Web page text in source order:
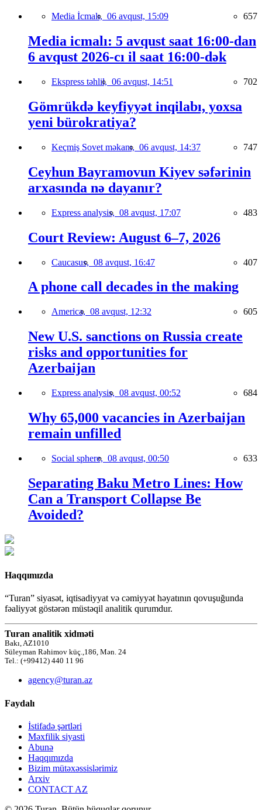
Media İcmalı, 06 avqust, 15:09 657
Media icmalı: 5 avqust saat 16:00-dan
6 avqust 2026-cı il saat 16:00-dək
Ekspress təhlil, 06 avqust, 14:51 702
Gömrükdə keyfiyyət inqilabı, yoxsa
yeni bürokratiya?
Keçmiş Sovet məkanı, 06 avqust, 14:37 747
Ceyhun Bayramovun Kiyev səfərinin
arxasında nə dayanır?
Express analysis, 08 avqust, 17:07 483
Court Review: August 6–7, 2026
Caucasus, 08 avqust, 16:47 407
A phone call decades in the making
America, 08 avqust, 12:32 605
New U.S. sanctions on Russia create
risks and opportunities for
Azerbaijan
Express analysis, 08 avqust, 00:52 684
Why 65,000 vacancies in Azerbaijan
remain unfilled
Social sphere, 08 avqust, 00:50 633
Separating Baku Metro Lines: How
Can a Transport Collapse Be
Avoided?
Haqqımızda
“Turan” siyasət, iqtisadiyyat və cəmiyyət həyatının qovuşuğunda
fəaliyyət göstərən müstəqil analitik qurumdur.
Turan analitik xidməti
Bakı, AZ1010
Süleyman Rəhimov küç.,186, Mən. 24
Tel.: (+99412) 440 11 96
agency@turan.az
Faydalı
İstifadə şərtləri
Məxfilik siyasti
Abunə
Haqqımızda
Bizim mütəxəssislərimiz
Arxiv
CONTACT AZ